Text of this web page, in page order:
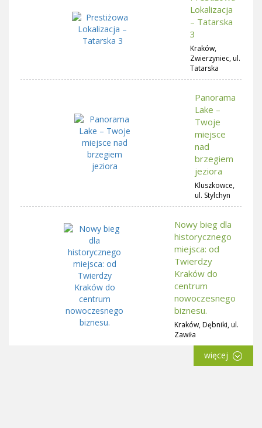
Lokalizacja
– Tatarska
3
Kraków,
Zwierzyniec, ul.
Tatarska
Panorama
Lake –
Twoje
miejsce
nad
brzegiem
jeziora
Kluszkowce,
ul. Stylchyn
Nowy bieg dla
historycznego
miejsca: od
Twierdzy
Kraków do
centrum
nowoczesnego
biznesu.
Kraków, Dębniki, ul.
Zawiła
więcej